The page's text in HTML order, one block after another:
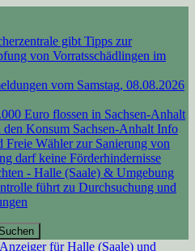
gibt Tipps zur
von Vorratsschädlingen im
vom Samstag, 08.08.2026
Euro flossen in Sachsen-Anhalt
Konsum Sachsen-Anhalt Info
Freie Wähler zur Sanierung von
darf keine Förderhindernisse
- Halle (Saale) & Umgebung
führt zu Durchsuchung und